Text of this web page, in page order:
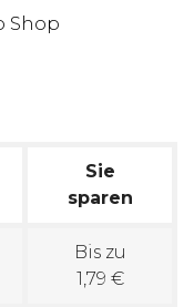
Sie
sparen
Bis zu
1,79 €